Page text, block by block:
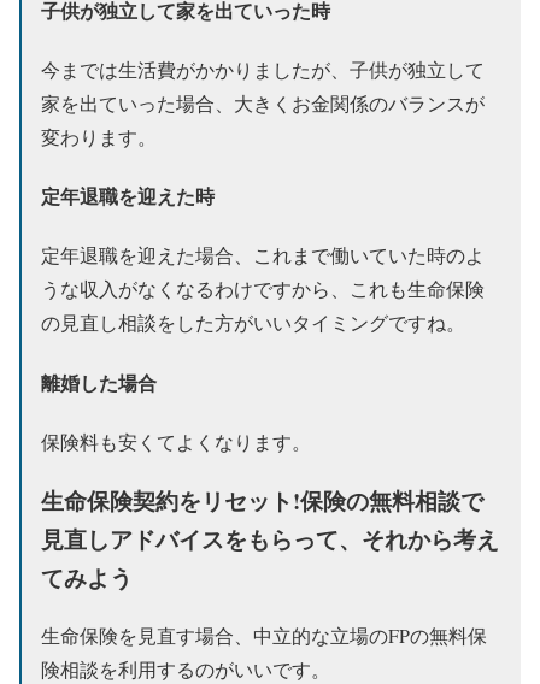
子供が独立して家を出ていった時
今までは生活費がかかりましたが、子供が独立して
家を出ていった場合、大きくお金関係のバランスが
変わります。
定年退職を迎えた時
定年退職を迎えた場合、これまで働いていた時のよ
うな収入がなくなるわけですから、これも生命保険
の見直し相談をした方がいいタイミングですね。
離婚した場合
保険料も安くてよくなります。
生命保険契約をリセット!保険の無料相談で
見直しアドバイスをもらって、それから考え
てみよう
生命保険を見直す場合、中立的な立場のFPの無料保
険相談を利用するのがいいです。